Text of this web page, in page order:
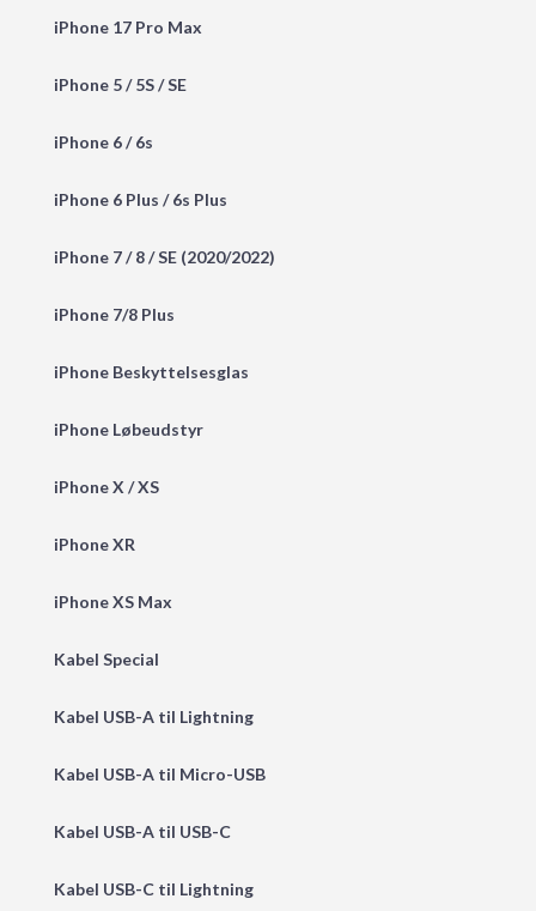
iPhone 17 Pro Max
iPhone 5 / 5S / SE
iPhone 6 / 6s
iPhone 6 Plus / 6s Plus
iPhone 7 / 8 / SE (2020/2022)
iPhone 7/8 Plus
iPhone Beskyttelsesglas
iPhone Løbeudstyr
iPhone X / XS
iPhone XR
iPhone XS Max
Kabel Special
Kabel USB-A til Lightning
Kabel USB-A til Micro-USB
Kabel USB-A til USB-C
Kabel USB-C til Lightning